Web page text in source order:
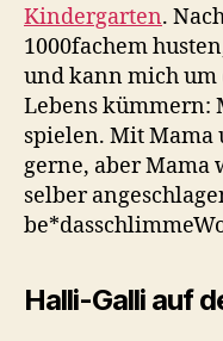
Kindergarten.
1000fachem
und kann mich
Lebens kümmern:
spielen. Mit Mama
gerne, aber Mama
selber
Halli-Galli auf